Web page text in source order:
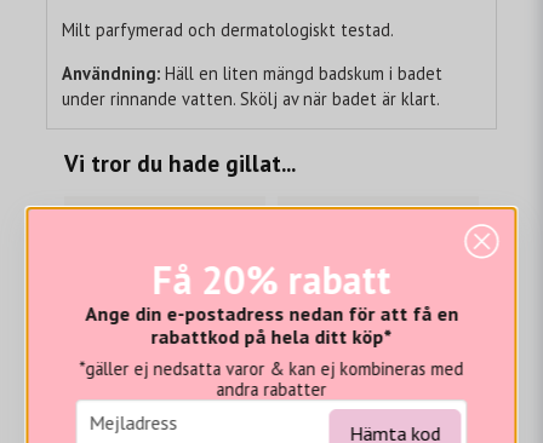
Vi tror du hade gillat...
Milt parfymerad och dermatologiskt testad.
Användning: Häll en liten mängd badskum i badet
under rinnande vatten. Skölj av när badet är klart.
Få 20% rabatt
Ange din e-postadress nedan för att få en
rabattkod på hela ditt köp*
*gäller ej nedsatta varor & kan ej kombineras med
andra rabatter
email
Mejladress Hämta kod